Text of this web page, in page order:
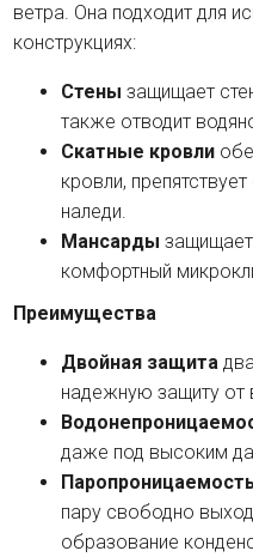
ветра. Она подходит для
конструкциях:
Стены защищает
также отводит
Скатные кровли
кровли,
наледи.
Мансарды защищает
комфортный
Преимущества
Двойная защита
надежную защиту от
даже под высоким
пару свободно
образование